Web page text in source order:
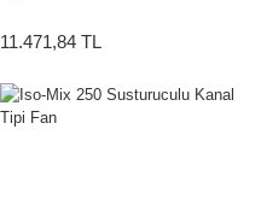
11.471,84 TL